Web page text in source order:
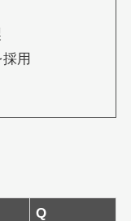
用
Q